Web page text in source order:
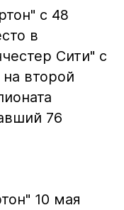
с 48
в
Сити" с
на второй
76
10 мая